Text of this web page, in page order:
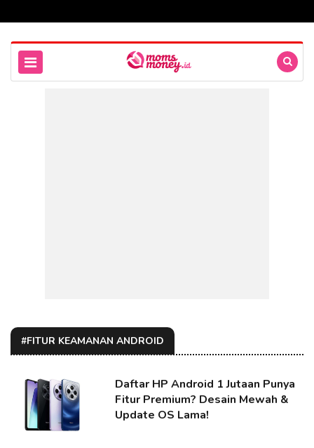
#FITUR KEAMANAN ANDROID
Daftar HP Android 1 Jutaan Punya
Fitur Premium? Desain Mewah &
Update OS Lama!